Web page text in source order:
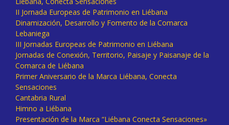
II Jornada Europeas de Patrimonio en Liébana
Dinamización, Desarrollo y Fomento de la Comarca
Lebaniega
III Jornadas Europeas de Patrimonio en Liébana
Jornadas de Conexión, Territorio, Paisaje y Paisanaje de la
Comarca de Liébana
Primer Aniversario de la Marca Liébana, Conecta
Sensaciones
Cantabria Rural
Himno a Liébana
Presentación de la Marca “Liébana Conecta Sensaciones»